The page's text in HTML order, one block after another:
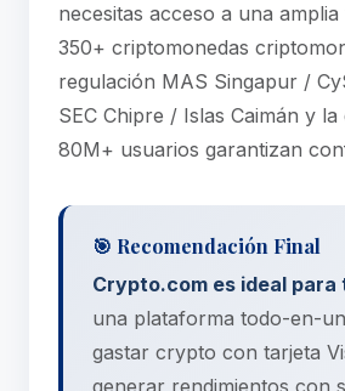
necesitas acceso a una amplia
350+ criptomonedas
regulación MAS Singapur /
SEC Chipre / Islas Caimán y
80M+ usuarios garantizan
🎯 Recomendación Final
Crypto.com es ideal para
una plataforma todo-en-
gastar crypto con tarjeta